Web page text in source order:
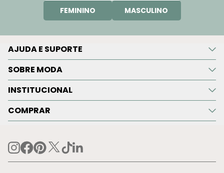
FEMININO MASCULINO
AJUDA E SUPORTE
SOBRE MODA
INSTITUCIONAL
COMPRAR